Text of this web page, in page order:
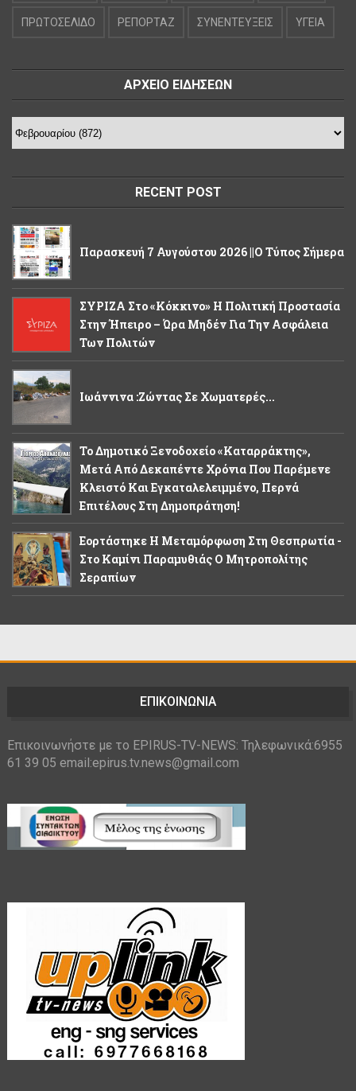
ΠΡΩΤΟΣΕΛΙΔΟ ΡΕΠΟΡΤΑΖ ΣΥΝΕΝΤΕΥΞΕΙΣ ΥΓΕΙΑ
ΑΡΧΕΙΟ ΕΙΔΗΣΕΩΝ
RECENT POST
Παρασκευή 7 Αυγούστου 2026 ||Ο Τύπος Σήμερα
ΣΥΡΙΖΑ Στο «κόκκινο» Η Πολιτική Προστασία
Στην Ήπειρο – Ώρα Μηδέν Για Την Ασφάλεια
Των Πολιτών
Ιωάννινα :Ζώντας Σε Χωματερές...
Το Δημοτικό Ξενοδοχείο «Καταρράκτης»,
Μετά Από Δεκαπέντε Χρόνια Που Παρέμενε
Κλειστό Και Εγκαταλελειμμένο, Περνά
Επιτέλους Στη Δημοπράτηση!
Εορτάστηκε Η Μεταμόρφωση Στη Θεσπρωτία -
Στο Καμίνι Παραμυθιάς Ο Μητροπολίτης
Σεραπίων
ΕΠΙΚΟΙΝΩΝΙΑ
Επικοινωνήστε με το EPIRUS-TV-NEWS: Τηλεφωνικά:6955
61 39 05 email:epirus.tv.news@gmail.com